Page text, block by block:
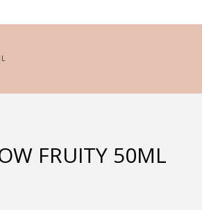
FRUITY 50ML